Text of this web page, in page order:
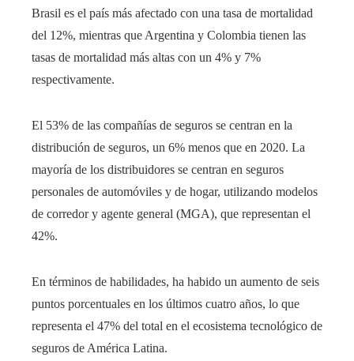
Brasil es el país más afectado con una tasa de mortalidad
del 12%, mientras que Argentina y Colombia tienen las
tasas de mortalidad más altas con un 4% y 7%
respectivamente.
El 53% de las compañías de seguros se centran en la
distribución de seguros, un 6% menos que en 2020. La
mayoría de los distribuidores se centran en seguros
personales de automóviles y de hogar, utilizando modelos
de corredor y agente general (MGA), que representan el
42%.
En términos de habilidades, ha habido un aumento de seis
puntos porcentuales en los últimos cuatro años, lo que
representa el 47% del total en el ecosistema tecnológico de
seguros de América Latina.